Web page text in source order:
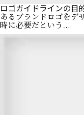
ロゴガイドラインの目
あるブランドロゴをデ
時に必要だという...